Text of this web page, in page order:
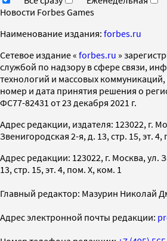
Новости Forbes Games
Наименование издания: forbes.ru
Cетевое издание « forbes.ru »
службой по надзору в сфере связи,
технологий и массовых
номер и дата принятия решения о
ФС77-82431 от 23 декабря 2021 г.
Адрес редакции, издателя: 123022, г.
Звенигородская 2-я, д. 13, стр. 15, эт. 4,
Адрес редакции: 123022, г. Москва, ул.
13, стр. 15, эт. 4, пом. X, ком. 1
Главный редактор: Мазурин Николай
Адрес электронной почты редакции: